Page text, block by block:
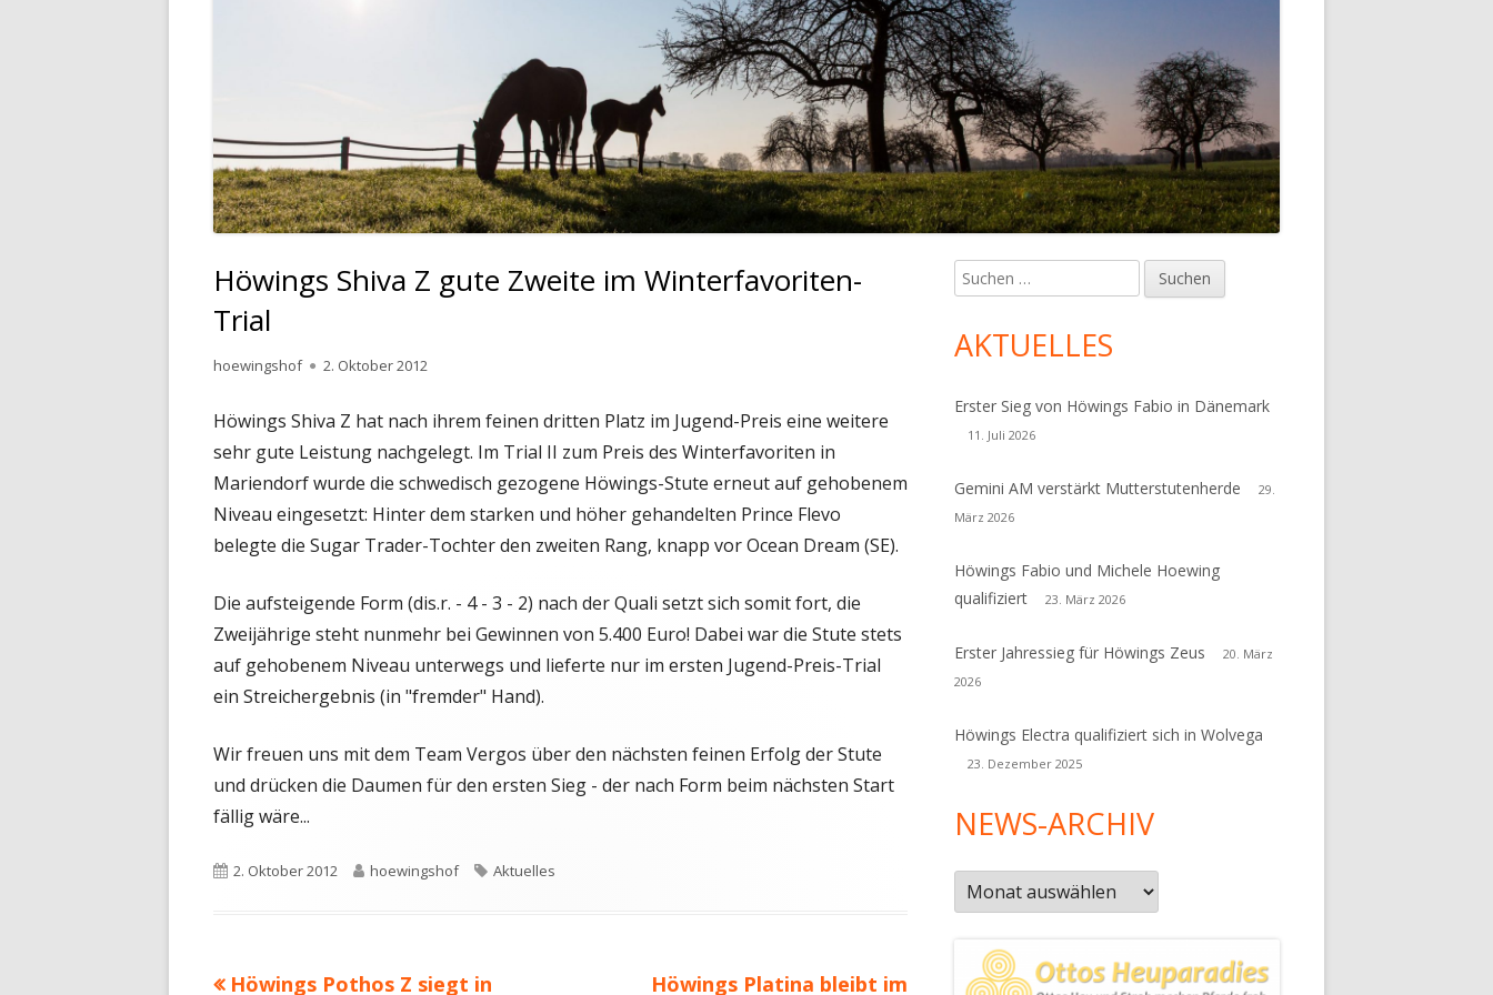
Höwings Shiva Z gute Zweite im Winterfavoriten-
Trial
Autor
hoewingshof
Veröffentlicht
2. Oktober 2012
Höwings Shiva Z hat nach ihrem feinen dritten Platz im Jugend-Preis eine weitere
sehr gute Leistung nachgelegt. Im Trial II zum Preis des Winterfavoriten in
Mariendorf wurde die schwedisch gezogene Höwings-Stute erneut auf gehobenem
Niveau eingesetzt: Hinter dem starken und höher gehandelten Prince Flevo
belegte die Sugar Trader-Tochter den zweiten Rang, knapp vor Ocean Dream (SE).
Die aufsteigende Form (dis.r. - 4 - 3 - 2) nach der Quali setzt sich somit fort, die
Zweijährige steht nunmehr bei Gewinnen von 5.400 Euro! Dabei war die Stute stets
auf gehobenem Niveau unterwegs und lieferte nur im ersten Jugend-Preis-Trial
ein Streichergebnis (in "fremder" Hand).
Wir freuen uns mit dem Team Vergos über den nächsten feinen Erfolg der Stute
und drücken die Daumen für den ersten Sieg - der nach Form beim nächsten Start
fällig wäre...
Veröffentlicht
2. Oktober 2012 Autor
hoewingshof Schlagwörter
Aktuelles
Vorheriger
Höwings Pothos Z siegt in Nächster
Höwings Platina bleibt im
Haupt-
Seitenleiste
Suchen
nach:
AKTUELLES
Erster Sieg von Höwings Fabio in Dänemark
11. Juli 2026
Gemini AM verstärkt Mutterstutenherde
29.
März 2026
Höwings Fabio und Michele Hoewing
qualifiziert
23. März 2026
Erster Jahressieg für Höwings Zeus
20. März
2026
Höwings Electra qualifiziert sich in Wolvega
23. Dezember 2025
NEWS-ARCHIV
News-
Archiv